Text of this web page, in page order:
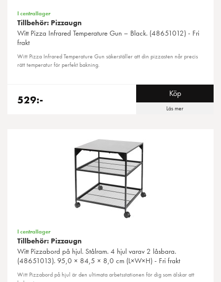
I centrallager
Tillbehör: Pizzaugn
WittPizza Infrared Temperature Gun – Black. (48651012) - Fri
frakt
Witt Pizza Infrared Temperature Gun säkerställer att din pizzasten når precis
rätt temperatur för perfekt bakning.
529:- Köp
Läs mer
I centrallager
Tillbehör: Pizzaugn
WittPizzabord på hjul. Stålram. 4 hjul varav 2 låsbara.
(48651013). 95,0 × 84,5 × 8,0 cm (L×W×H) - Fri frakt
Witt Pizzabord på hjul är den ultimata arbetsstationen för dig som älskar att